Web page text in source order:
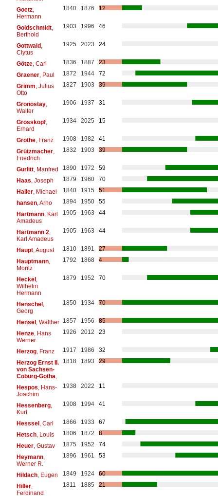
Goetz,
Hermann
1840 1876 12
Goldschmidt,
Berthold
1903 1996 46
Gottwald,
Clytus
1925 2023 24
Götze, Carl 1836 1887
23
Graener, Paul 1872 1944
72
Grimm, Julius
Otto
1827 1903 39
Gronostay,
Walter
1906 1937 31
Grosskopf,
Erhard
1934 2025 15
Grothe, Franz 1908 1982
41
Grützmacher,
Friedrich
1832 1903 39
Gurlitt, Manfred 1890 1972
59
Haas, Joseph 1879 1960
70
Haller, Michael 1840 1915
51
hansen, Arno 1894 1950
55
Hartmann, Karl
Amadeus
1905 1963 44
Hartmann 2,
Karl Amadeus
1905 1963 44
Haupt, August 1810 1891
27
Hauptmann,
Moritz
1792 1868 4
Heckel,
Wilhelm
Hermann
1879 1952 70
Henschel,
Georg
1850 1934 70
Hensel, Walther 1857 1956
85
Henze, Hans
Werner
1926 2012 23
Herzog, Franz 1917 1986
32
Herzog Ernst II.
von Sachsen-
Coburg-Gotha,
1818 1893 29
Hespos, Hans-
Joachim
1938 2022 11
Hessenberg,
Kurt
1908 1994 41
Hesssel, Carl 1866 1933
67
Hetsch, Louis 1806 1872
8
Heuer, Gustav 1875 1952
74
Heymann,
Werner R.
1896 1961 53
Hildach, Eugen 1849 1924
60
Hiller,
Ferdinand
1811 1885 21